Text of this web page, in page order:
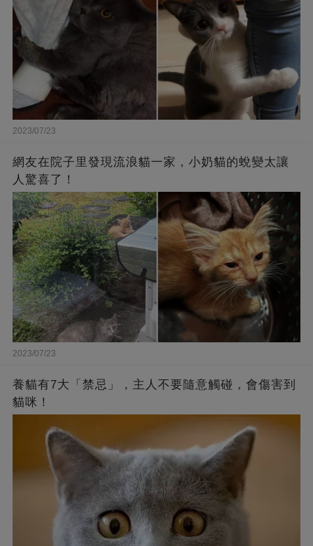
2023/07/23
網友在院子里發現流浪貓一家，小奶貓的蛻變太讓
人驚喜了！
2023/07/23
養貓有7大「禁忌」，主人不要隨意觸碰，會傷害到
貓咪！